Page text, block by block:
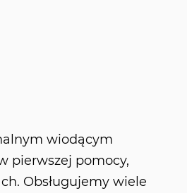
wiodącym
pierwszej pomocy,
Obsługujemy wiele